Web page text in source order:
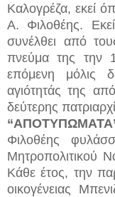
Καλογρέζα, εκεί
Α. Φιλοθέης.
συνέλθει από
πνεύμα της την
επόμενη μόλις
αγιότητάς της
δεύτερης
Φιλοθέης
Μητροπολιτικού
Κάθε έτος, την
οικογένειας